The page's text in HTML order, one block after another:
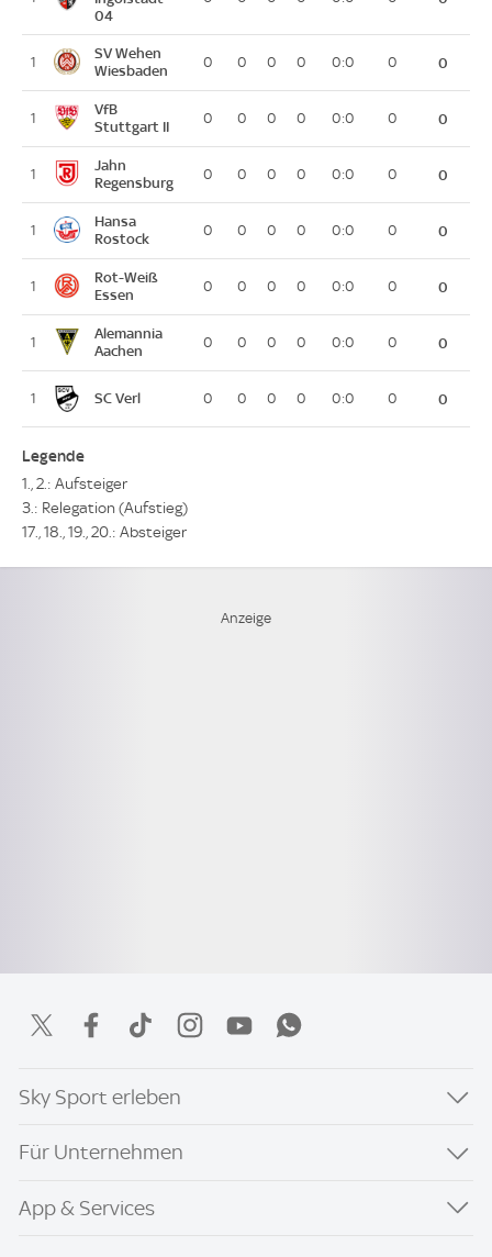
04
1
SV Wehen
Wiesbaden
0 0 0 0 0:0 0 0
1
VfB
Stuttgart II
0 0 0 0 0:0 0 0
1
Jahn
Regensburg
0 0 0 0 0:0 0 0
1
Hansa
Rostock
0 0 0 0 0:0 0 0
1
Rot-Weiß
Essen
0 0 0 0 0:0 0 0
1
Alemannia
Aachen
0 0 0 0 0:0 0 0
1 SC Verl 0 0 0 0 0:0 0 0
Legende
1., 2.: Aufsteiger
3.: Relegation (Aufstieg)
17., 18., 19., 20.: Absteiger
Sky Sport erleben
Für Unternehmen
App & Services